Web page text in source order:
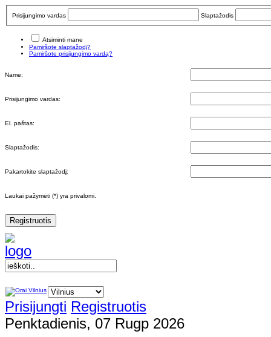
Prisijungimo vardas Slaptažodis
Atsiminti mane
Pamiršote slaptažodį?
Pamiršote prisijungimo vardą?
Name:
Prisijungimo vardas:
El. paštas:
Slaptažodis:
Pakartokite slaptažodį:
Laukai pažymėti (*) yra privalomi.
Registruotis
Prisijungti Registruotis
Penktadienis, 07 Rugp 2026